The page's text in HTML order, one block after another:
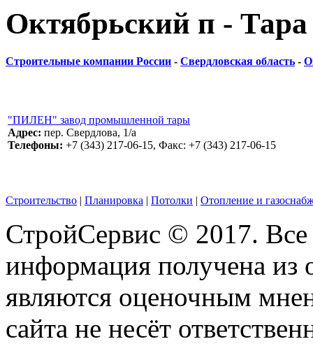
Октябрьский п -
Строительные компании России - Свердловская область -
"ПИЛЕН" завод промышленной тары
Адрес: пер. Свердлова, 1/а
Телефоны: +7 (343) 217-06-15, Факс: +7 (343) 217-06-15
Строительство | Планировка | Потолки | Отопление и
СтройСервис © 2017.
информация получена из
являются оценочным
сайта не несёт